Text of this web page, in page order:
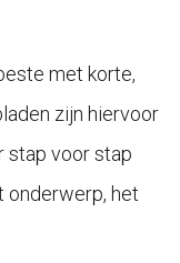
met korte,
zijn hiervoor
stap voor stap
onderwerp, het